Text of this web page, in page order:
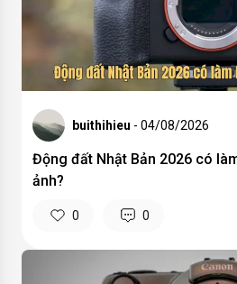
buithihieu - 04/08/2026
Động đất Nhật Bản 2026 có
ảnh?
0 0